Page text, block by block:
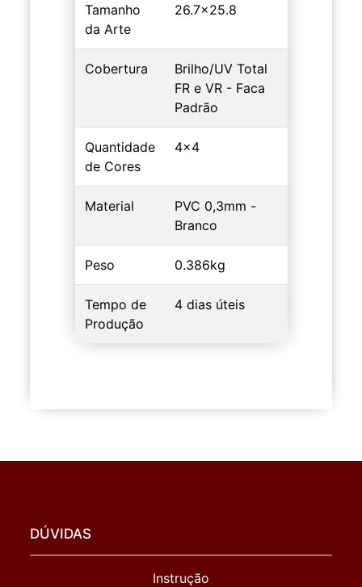
Tamanho
da Arte
26.7x25.8
Cobertura
Brilho/UV Total
FR e VR - Faca
Padrão
Quantidade
de Cores
4x4
Material
PVC 0,3mm -
Branco
Peso 0.386kg
Tempo de
Produção
4 dias úteis
DÚVIDAS
Instrução